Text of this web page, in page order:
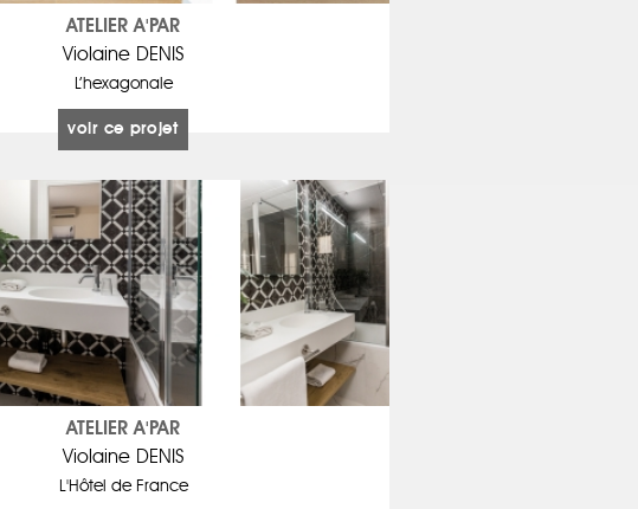
ATELIER A'PAR
Violaine DENIS
L’hexagonale
voir ce projet
ATELIER A'PAR
Violaine DENIS
L'Hôtel de France